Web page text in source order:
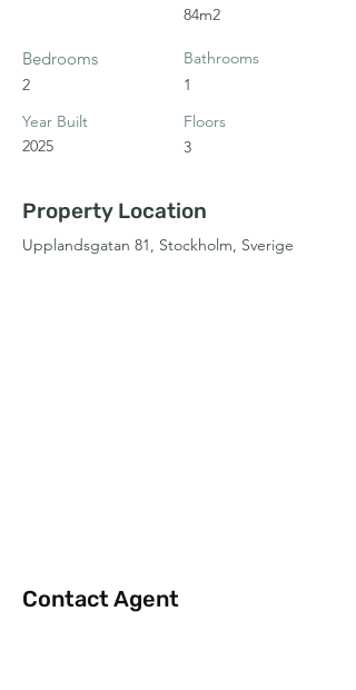
Bedrooms
2
Year Built
2025
84m2
Bathrooms
1
Floors
3
Property Location
Upplandsgatan 81, Stockholm, Sverige
Contact Agent